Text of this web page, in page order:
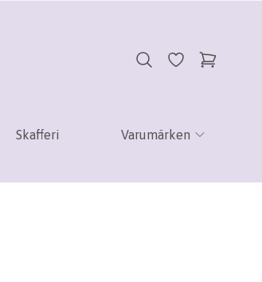
Skafferi Varumärken